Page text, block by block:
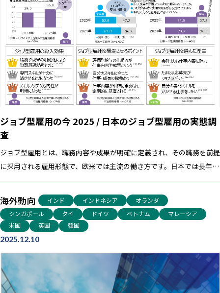
ジョブ型雇用の今 2025 / 日本のジョブ型雇用の実態調
査
ジョブ型雇用とは、職務内容や成果が明確に定義され、その職務を前提
に採用される雇用形態で、欧米では主流の働き方です。日本では長年、
採用後に職務を割り当てる「メンバーシップ型雇用」を選択していまし
たが、専門性の高い職種が増えたことやコロナ禍の影響でリモートワー
クが普及したことなどから、日本でもジョブ型雇用への注目が高まりつ
つあります。そこで、2024年に実施した調査「ジョブ型雇用の今」の
第2弾として、
海外動向 インド インドネシア
オランダ
シンガポール
タイ ドイツ ベトナム
マレーシア
米国
英国 韓国
2025.12.10